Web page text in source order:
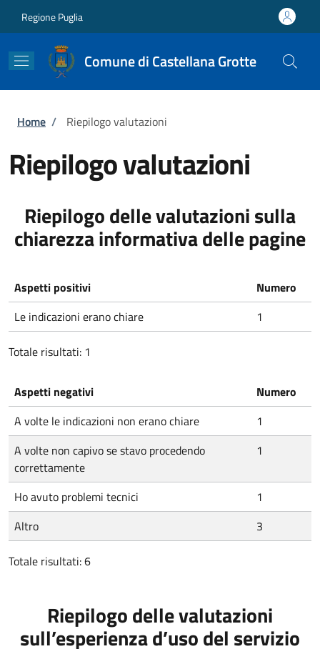
Regione Puglia
Comune di Castellana Grotte
Briciole di pane
Home / Riepilogo valutazioni
Riepilogo valutazioni
Riepilogo delle valutazioni sulla
chiarezza informativa delle pagine
Aspetti positivi
Numero
Le indicazioni erano chiare
1
Totale risultati: 1
Aspetti negativi
Numero
A volte le indicazioni non erano chiare
1
A volte non capivo se stavo procedendo
correttamente
1
Ho avuto problemi tecnici
1
Altro
3
Totale risultati: 6
Riepilogo delle valutazioni
sull’esperienza d’uso del servizio